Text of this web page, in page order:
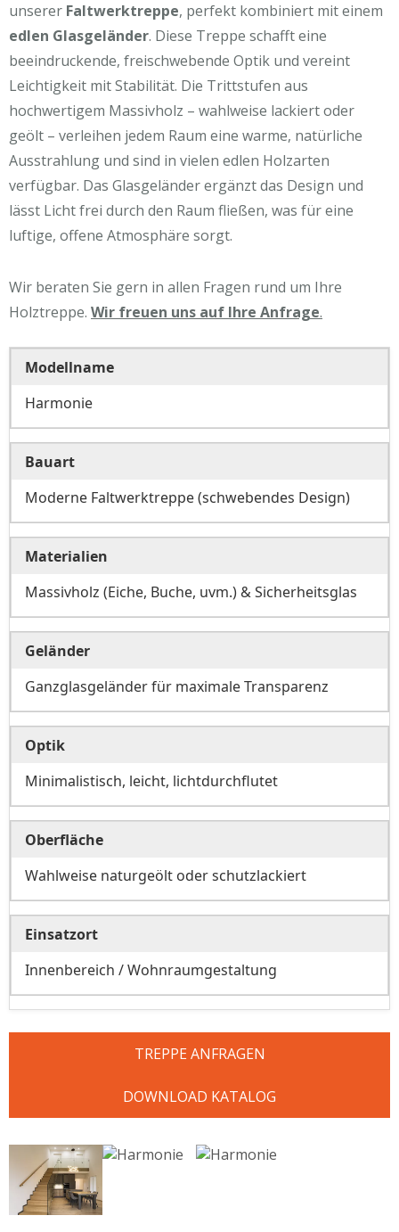
unserer Faltwerktreppe, perfekt kombiniert mit einem
edlen Glasgeländer. Diese Treppe schafft eine
beeindruckende, freischwebende Optik und vereint
Leichtigkeit mit Stabilität. Die Trittstufen aus
hochwertigem Massivholz – wahlweise lackiert oder
geölt – verleihen jedem Raum eine warme, natürliche
Ausstrahlung und sind in vielen edlen Holzarten
verfügbar. Das Glasgeländer ergänzt das Design und
lässt Licht frei durch den Raum fließen, was für eine
luftige, offene Atmosphäre sorgt.
Wir beraten Sie gern in allen Fragen rund um Ihre
Holztreppe. Wir freuen uns auf Ihre Anfrage.
Modellname
Harmonie
Bauart
Moderne Faltwerktreppe (schwebendes Design)
Materialien
Massivholz (Eiche, Buche, uvm.) & Sicherheitsglas
Geländer
Ganzglasgeländer für maximale Transparenz
Optik
Minimalistisch, leicht, lichtdurchflutet
Oberfläche
Wahlweise naturgeölt oder schutzlackiert
Einsatzort
Innenbereich / Wohnraumgestaltung
TREPPE ANFRAGEN
DOWNLOAD KATALOG